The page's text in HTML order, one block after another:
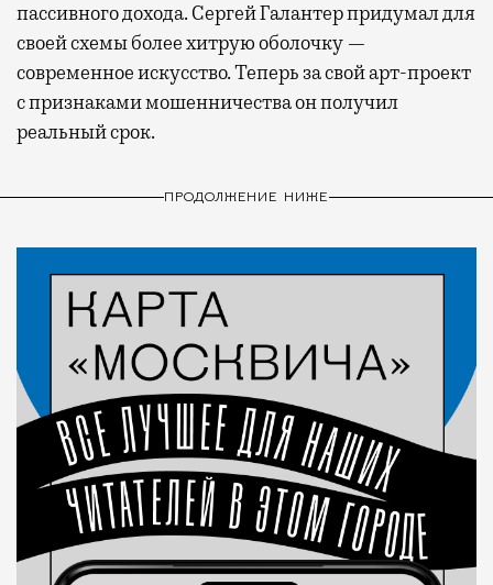
пассивного дохода. Сергей Галантер придумал для
своей схемы более хитрую оболочку —
современное искусство. Теперь за свой арт-проект
с признаками мошенничества он получил
реальный срок.
ПРОДОЛЖЕНИЕ НИЖЕ